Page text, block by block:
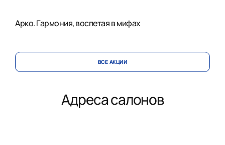
Арко. Гармония, воспетая в мифах
ВСЕ АКЦИИ
Адреса салонов